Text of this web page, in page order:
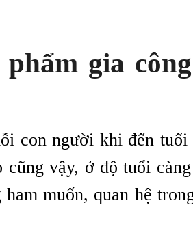
phẩm gia
con người khi đến
vậy, ở độ tuổi
muốn, quan hệ